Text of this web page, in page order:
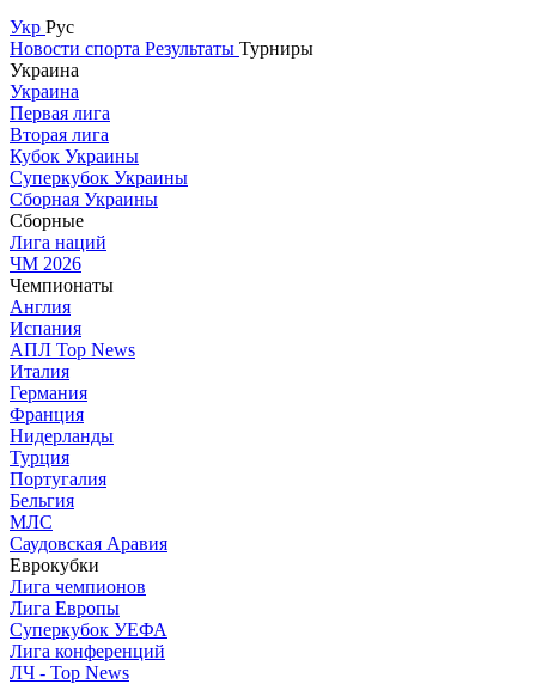
Укр Рус
Новости спорта Результаты Турниры
Украина
Украина
Первая лига
Вторая лига
Кубок Украины
Суперкубок Украины
Сборная Украины
Сборные
Лига наций
ЧМ 2026
Чемпионаты
Англия
Испания
АПЛ Top News
Италия
Германия
Франция
Нидерланды
Турция
Португалия
Бельгия
МЛС
Саудовская Аравия
Еврокубки
Лига чемпионов
Лига Европы
Суперкубок УЕФА
Лига конференций
ЛЧ - Top News